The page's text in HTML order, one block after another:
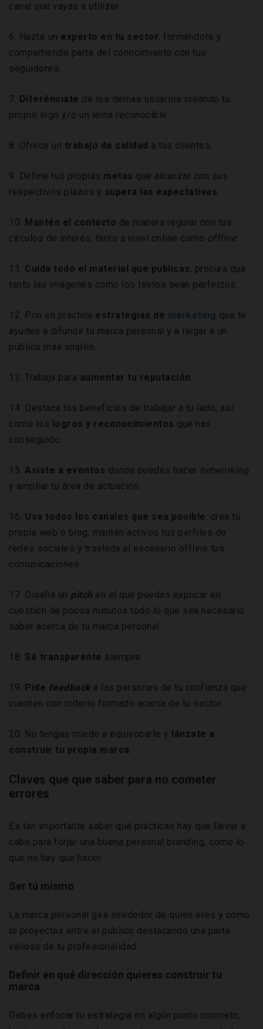
canal que vayas a utilizar.
6. Hazte un experto en tu sector, formándote y
compartiendo parte del conocimiento con tus
seguidores.
7. Diferénciate de los demás usuarios creando tu
propio logo y/o un lema reconocible.
8. Ofrece un trabajo de calidad a tus clientes.
9. Define tus propias metas que alcanzar con sus
respectivos plazos y supera las expectativas.
10. Mantén el contacto de manera regular con tus
círculos de interés, tanto a nivel online como offline.
11. Cuida todo el material que publicas, procura que
tanto las imágenes como los textos sean perfectos.
12. Pon en práctica estrategias de marketing que te
ayuden a difundir tu marca personal y a llegar a un
público más amplio.
13. Trabaja para aumentar tu reputación.
14. Destaca los beneficios de trabajar a tu lado, así
como los logros y reconocimientos que has
conseguido.
15. Asiste a eventos donde puedes hacer networking
y ampliar tu área de actuación.
16. Usa todos los canales que sea posible: crea tu
propia web o blog, mantén activos tus perfiles de
redes sociales y traslada al escenario offline tus
comunicaciones.
17. Diseña un pitch en el que puedas explicar en
cuestión de pocos minutos todo lo que sea necesario
saber acerca de tu marca personal.
18. Sé transparente siempre.
19. Pide feedback a las personas de tu confianza que
cuenten con criterio formado acerca de tu sector.
20. No tengas miedo a equivocarte y lánzate a
construir tu propia marca.
Claves que que saber para no cometer
errores
Es tan importante saber qué prácticas hay que llevar a
cabo para forjar una buena personal branding, como lo
que no hay que hacer.
Ser tú mismo
La marca personal gira alrededor de quién eres y cómo
lo proyectas entre el público destacando una parte
valiosa de tu profesionalidad.
Definir en qué dirección quieres construir tu
marca
Debes enfocar tu estrategia en algún punto concreto,